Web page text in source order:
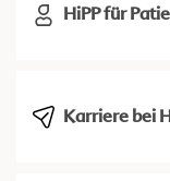
HiPP für
Karriere bei